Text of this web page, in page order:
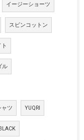
イージーショーツ
スビンコットン
ル
ャツ YUQRI